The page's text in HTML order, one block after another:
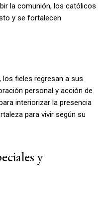
la comunión, los católicos
y se fortalecen
los fieles regresan a sus
personal y acción de
interiorizar la presencia
para vivir según su
y